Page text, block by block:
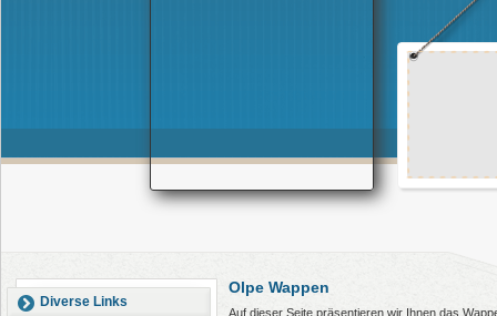
Diverse Links
Olpe Wappen
Auf dieser Seite präsentieren wir Ihnen das